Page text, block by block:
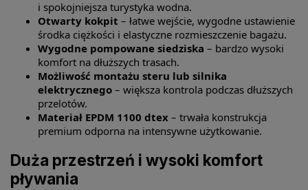
i spokojniejsza turystyka wodna.
Otwarty kokpit – łatwe wejście, wygodne ustawienie
środka ciężkości i elastyczne rozmieszczenie bagażu.
Wygodne pompowane siedziska – bardzo wysoki
komfort na dłuższych trasach.
Możliwość montażu steru lub silnika
elektrycznego – większa kontrola podczas dłuższych
przelotów.
Materiał EPDM 1100 dtex – trwała konstrukcja
premium odporna na intensywne użytkowanie.
Duża przestrzeń i wysoki komfort
pływania